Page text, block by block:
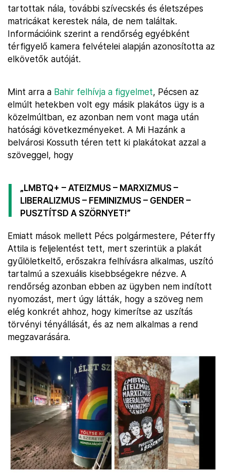
tartottak nála, további szívecskés és életszépes
matricákat kerestek nála, de nem találtak.
Információink szerint a rendőrség egyébként
térfigyelő kamera felvételei alapján azonosította az
elkövetők autóját.
Mint arra a Bahir felhívja a figyelmet, Pécsen az
elmúlt hetekben volt egy másik plakátos ügy is a
közelmúltban, ez azonban nem vont maga után
hatósági következményeket. A Mi Hazánk a
belvárosi Kossuth téren tett ki plakátokat azzal a
szöveggel, hogy
„LMBTQ+ – ATEIZMUS – MARXIZMUS –
LIBERALIZMUS – FEMINIZMUS – GENDER –
PUSZTÍTSD A SZÖRNYET!”
Emiatt mások mellett Pécs polgármestere, Péterffy
Attila is feljelentést tett, mert szerintük a plakát
gyűlöletkeltő, erőszakra felhívásra alkalmas, uszító
tartalmú a szexuális kisebbségekre nézve. A
rendőrség azonban ebben az ügyben nem indított
nyomozást, mert úgy látták, hogy a szöveg nem
elég konkrét ahhoz, hogy kimerítse az uszítás
törvényi tényállását, és az nem alkalmas a rend
megzavarására.